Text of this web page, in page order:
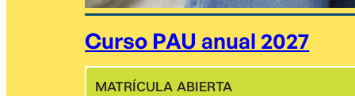
Curso PAU anual 2027
MATRÍCULA ABIERTA